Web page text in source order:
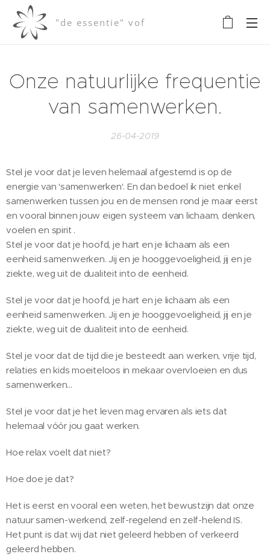
"de essentie" vof
Onze natuurlijke frequentie
van samenwerken.
26-04-2019
Stel je voor dat je leven helemaal afgestemd is op de
energie van 'samenwerken'. En dan bedoel ik niet enkel
samenwerken tussen jou en de mensen rond je maar eerst
en vooral binnen jouw eigen systeem van lichaam, denken,
voelen en spirit .
Stel je voor dat je hoofd, je hart en je lichaam als een
eenheid samenwerken. Jij en je hooggevoeligheid, jij en je
ziekte, weg uit de dualiteit into de eenheid.
Stel je voor dat je hoofd, je hart en je lichaam als een
eenheid samenwerken. Jij en je hooggevoeligheid, jij en je
ziekte, weg uit de dualiteit into de eenheid.
Stel je voor dat de tijd die je besteedt aan werken, vrije tijd,
relaties en kids moeiteloos in mekaar overvloeien en dus
samenwerken...
Stel je voor dat je het leven mag ervaren als iets dat
helemaal vóór jou gaat werken.
Hoe relax voelt dat niet?
Hoe doe je dat?
Het is eerst en vooral een weten, het bewustzijn dat onze
natuur samen-werkend, zelf-regelend en zelf-helend IS.
Het punt is dat wij dat niet geleerd hebben of verkeerd
geleerd hebben.